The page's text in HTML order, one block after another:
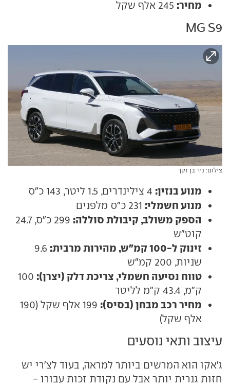
מחיר:
MG S9
צילום: ניר בן זקן
מנוע בנזין:
מנוע חשמלי:
הספק משולב, קיבולת סוללה:
299 כ"ס, 24.7
קוט"ש
זינוק ל-100 קמ"ש, מהירות מרבית:
9.6
שניות, 200 קמ"ש
טווח נסיעה חשמלי, צריכת דלק (יצרן): 100
ק"מ, 43.4 ק"מ לליטר
מחיר רכב מבחן (בסיס):
199 אלף שקל (190
אלף שקל)
עיצוב ותאי נוסעים
ג'אקו הוא המרשים ביותר למראה, בעוד לצ'רי יש
חזות גנרית יותר אבל עם נקודת זכות עבורו -